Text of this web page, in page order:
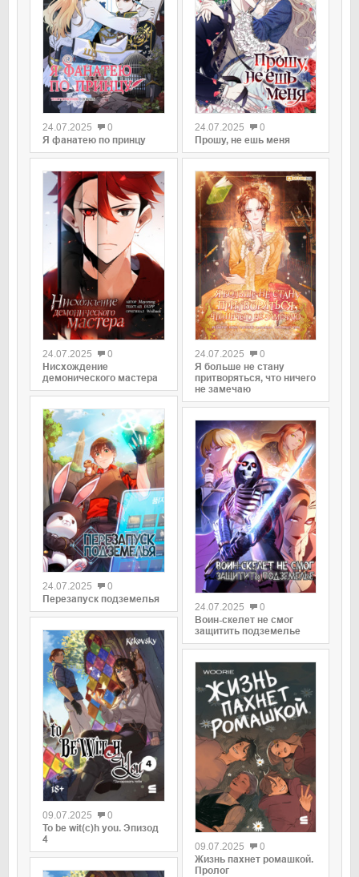
24.07.2025
0
Я фанатею по принцу
0
24.07.2025
0
Нисхождение
демонического мастера
0
24.07.2025
0
Перезапуск подземелья
0
09.07.2025
0
To be wit(c)h you. Эпизод
4
0
24.07.2025
0
Прошу, не ешь меня
0
24.07.2025
0
Я больше не стану
притворяться, что ничего
не замечаю
24.07.2025
0
Воин-скелет не смог
защитить подземелье
0
09.07.2025
0
Жизнь пахнет ромашкой.
Пролог